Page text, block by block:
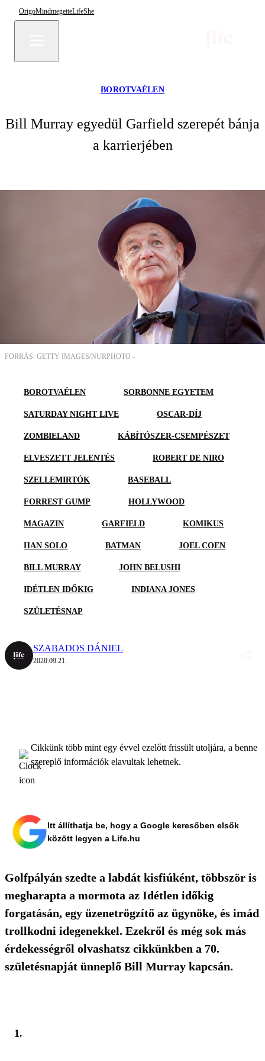
OrigoMindmegetteLifeShe
BOROTVAÉLEN
Bill Murray egyedül Garfield szerepét bánja
a karrierjében
FORRÁS: GETTY IMAGES/NURPHOTO -
BOROTVAÉLEN SORBONNE EGYETEM
SATURDAY NIGHT LIVE OSCAR-DÍJ
ZOMBIELAND KÁBÍTÓSZER-CSEMPÉSZET
ELVESZETT JELENTÉS ROBERT DE NIRO
SZELLEMIRTÓK BASEBALL
FORREST GUMP HOLLYWOOD
MAGAZIN GARFIELD KOMIKUS
HAN SOLO BATMAN JOEL COEN
BILL MURRAY JOHN BELUSHI
IDÉTLEN IDŐKIG INDIANA JONES
SZÜLETÉSNAP
SZABADOS DÁNIEL
2020.09.21.
Cikkünk több mint egy évvel ezelőtt frissült utoljára, a benne
szereplő információk elavultak lehetnek.
Itt állíthatja be, hogy a Google keresőben elsők
között legyen a Life.hu
Golfpályán szedte a labdát kisfiúként, többször is
megharapta a mormota az Idétlen időkig
forgatásán, egy üzenetrögzítő az ügynöke, és imád
trollkodni idegenekkel. Ezekről és még sok más
érdekességről olvashatsz cikkünkben a 70.
születésnapját ünneplő Bill Murray kapcsán.
1.